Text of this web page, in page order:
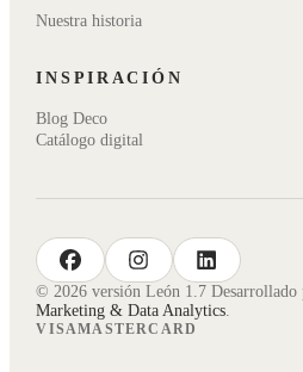
Nuestra historia
INSPIRACIÓN
Blog Deco
Catálogo digital
facebook instagram linkedin
© 2026 versión León 1.7
Marketing & Data Analytics
VISAMASTERCARD